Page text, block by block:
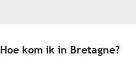
Hoe kom ik in Bretagne?